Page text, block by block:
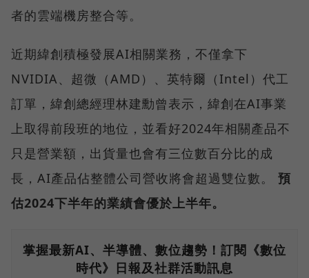
者的雲端機房整合等。
近期緯創積極發展AI相關業務，不僅拿下
NVIDIA、超微（AMD）、英特爾（Intel）代工
訂單，緯創總經理林建勳曾表示，緯創在AI事業
上取得前段班的地位，並看好2024年相關產品不
只是營業額，出貨量也會有三位數百分比的成
長，AI產品佔整體公司營收將會超過雙位數。 預
估2024下半年的業績會優於上半年。
掌握最新AI、半導體、數位趨勢！訂閱《數位
時代》日報及社群活動訊息